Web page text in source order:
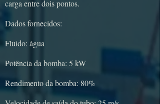
carga entre dois pontos.
Dados fornecidos:
Fluido: água
Potência da bomba: 5 kW
Rendimento da bomba: 80%